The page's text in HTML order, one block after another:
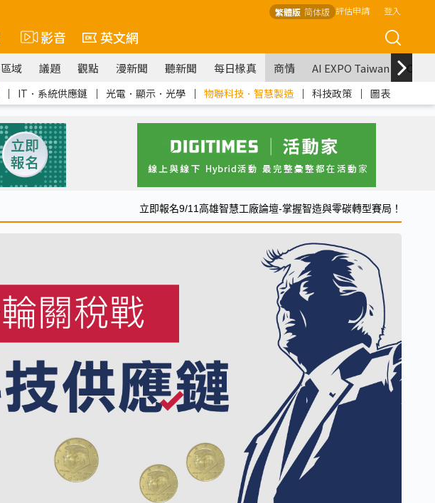
繁體版 简体版 評估申請 登入
影音 英文網
區域 議題 觀點 漫新聞 聽新聞 每日椽真 商情 AI EXPO Taiwan
｜ IT．系統供應鏈 ｜ 光電．顯示．光學 ｜ 物聯科技．智慧製造 ｜ 科技政策 ｜ 圖表
立即報名9/11高雄智慧工廠論壇-掌握智造與零碳轉型賽局！